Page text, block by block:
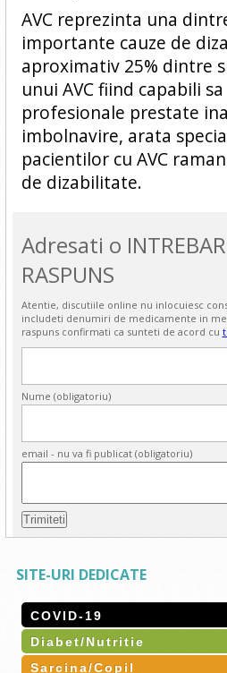
AVC reprezinta una
importante cauze de
aproximativ 25% dintre
unui AVC fiind capabili
profesionale prestate
imbolnavire, arata
pacientilor cu AVC
de dizabilitate.
Adresati o
RASPUNS
Atentie, discutiile online nu inlocuiesc
includeti denumiri de medicamente in
raspuns confirmati ca sunteti de acord cu
Nume (obligatoriu)
email - nu va fi publicat (obligatoriu)
SITE-URI DEDICATE
COVID-19
Diabet/Nutritie
Sarcina/Copil